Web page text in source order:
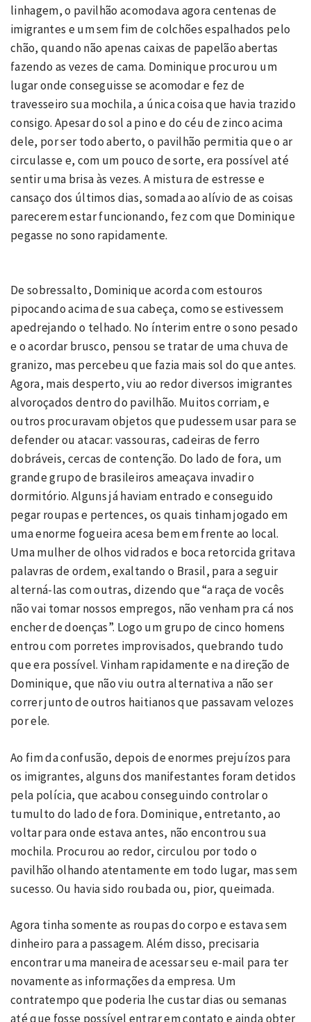
linhagem, o pavilhão acomodava agora centenas de
imigrantes e um sem fim de colchões espalhados pelo
chão, quando não apenas caixas de papelão abertas
fazendo as vezes de cama. Dominique procurou um
lugar onde conseguisse se acomodar e fez de
travesseiro sua mochila, a única coisa que havia trazido
consigo. Apesar do sol a pino e do céu de zinco acima
dele, por ser todo aberto, o pavilhão permitia que o ar
circulasse e, com um pouco de sorte, era possível até
sentir uma brisa às vezes. A mistura de estresse e
cansaço dos últimos dias, somada ao alívio de as coisas
parecerem estar funcionando, fez com que Dominique
pegasse no sono rapidamente.
De sobressalto, Dominique acorda com estouros
pipocando acima de sua cabeça, como se estivessem
apedrejando o telhado. No ínterim entre o sono pesado
e o acordar brusco, pensou se tratar de uma chuva de
granizo, mas percebeu que fazia mais sol do que antes.
Agora, mais desperto, viu ao redor diversos imigrantes
alvoroçados dentro do pavilhão. Muitos corriam, e
outros procuravam objetos que pudessem usar para se
defender ou atacar: vassouras, cadeiras de ferro
dobráveis, cercas de contenção. Do lado de fora, um
grande grupo de brasileiros ameaçava invadir o
dormitório. Alguns já haviam entrado e conseguido
pegar roupas e pertences, os quais tinham jogado em
uma enorme fogueira acesa bem em frente ao local.
Uma mulher de olhos vidrados e boca retorcida gritava
palavras de ordem, exaltando o Brasil, para a seguir
alterná-las com outras, dizendo que “a raça de vocês
não vai tomar nossos empregos, não venham pra cá nos
encher de doenças”. Logo um grupo de cinco homens
entrou com porretes improvisados, quebrando tudo
que era possível. Vinham rapidamente e na direção de
Dominique, que não viu outra alternativa a não ser
correr junto de outros haitianos que passavam velozes
por ele.
Ao fim da confusão, depois de enormes prejuízos para
os imigrantes, alguns dos manifestantes foram detidos
pela polícia, que acabou conseguindo controlar o
tumulto do lado de fora. Dominique, entretanto, ao
voltar para onde estava antes, não encontrou sua
mochila. Procurou ao redor, circulou por todo o
pavilhão olhando atentamente em todo lugar, mas sem
sucesso. Ou havia sido roubada ou, pior, queimada.
Agora tinha somente as roupas do corpo e estava sem
dinheiro para a passagem. Além disso, precisaria
encontrar uma maneira de acessar seu e-mail para ter
novamente as informações da empresa. Um
contratempo que poderia lhe custar dias ou semanas
até que fosse possível entrar em contato e ainda obter